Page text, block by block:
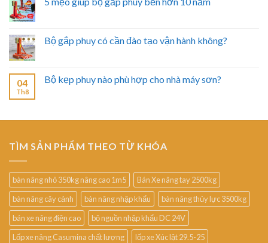
Bộ gắp phuy có cần đào tạo vận hành không?
04
Th8
Bộ kẹp phuy nào phù hợp cho nhà máy sơn?
TÌM SẢN PHẨM THEO TỪ KHÓA
bàn nâng nhỏ 350kg nâng cao 1m5
Bán Xe nâng tay 2500kg
bàn nâng cây cảnh
bàn nâng nhập khẩu
bàn nâng thủy lực 3500kg
bán xe nâng điện cao
bộ nguồn nhập khẩu DC 24V
Lốp xe nâng Casumina chất lượng
lốp xe Xúc lật 29.5-25